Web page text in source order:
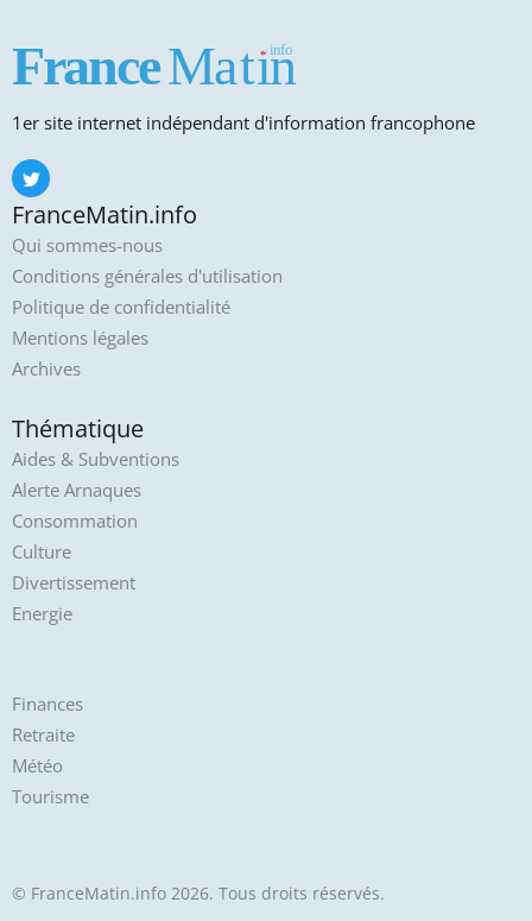
1er site internet indépendant d'information francophone
FranceMatin.info
Qui sommes-nous
Conditions générales d'utilisation
Politique de confidentialité
Mentions légales
Archives
Thématique
Aides & Subventions
Alerte Arnaques
Consommation
Culture
Divertissement
Energie
Finances
Retraite
Météo
Tourisme
© FranceMatin.info 2026. Tous droits réservés.